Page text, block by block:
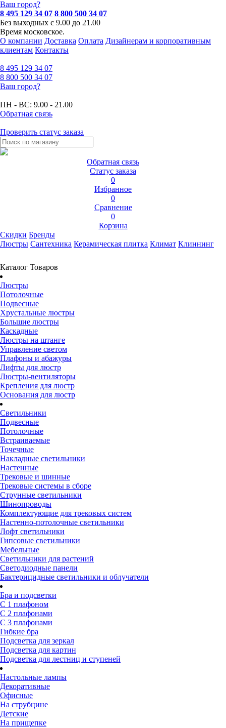
Ваш город?
8 495 129 34 07 8 800 500 34 07
Без выходных с 9.00 до 21.00
Время московское.
О компании Доставка Оплата Дизайнерам и корпоративным
клиентам Контакты
8 495 129 34 07
8 800 500 34 07
Ваш город?
ПН - ВС: 9.00 - 21.00
Обратная связь
Проверить статус заказа
Обратная связь
Статус заказа
0
Избранное
0
Сравнение
0
Корзина
Скидки Бренды
Люстры Сантехника Керамическая плитка Климат Клиннинг
Каталог Товаров
Люстры
Потолочные
Подвесные
Хрустальные люстры
Большие люстры
Каскадные
Люстры на штанге
Управление светом
Плафоны и абажуры
Лифты для люстр
Люстры-вентиляторы
Крепления для люстр
Основания для люстр
Светильники
Подвесные
Потолочные
Встраиваемые
Точечные
Накладные светильники
Настенные
Трековые и шинные
Трековые системы в сборе
Струнные светильники
Шинопроводы
Комплектующие для трековых систем
Настенно-потолочные светильники
Лофт светильники
Гипсовые светильники
Мебельные
Светильники для растений
Светодиодные панели
Бактерицидные светильники и облучатели
Бра и подсветки
С 1 плафоном
С 2 плафонами
С 3 плафонами
Гибкие бра
Подсветка для зеркал
Подсветка для картин
Подсветка для лестниц и ступеней
Настольные лампы
Декоративные
Офисные
На струбцине
Детские
На прищепке